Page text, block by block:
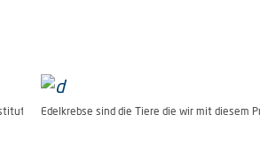
Edelkrebse sind die Tiere die wir mit diesem